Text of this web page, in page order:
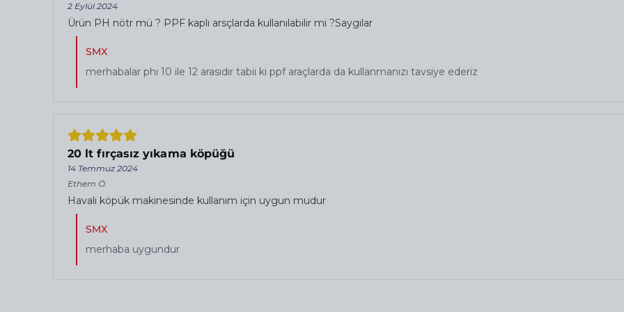
2 Eylül 2024
Ürün PH nötr mü ? PPF kaplı arsçlarda kullanılabilir mi ?Saygılar
SMX
merhabalar phı 10 ile 12 arasıdır tabii ki ppf araçlarda da kullanmanızı tavsiye ederiz
20 lt fırçasız yıkama köpüğü
14 Temmuz 2024
Ethem Ö.
Havalı köpük makinesinde kullanım için uygun mudur
SMX
merhaba uygundur